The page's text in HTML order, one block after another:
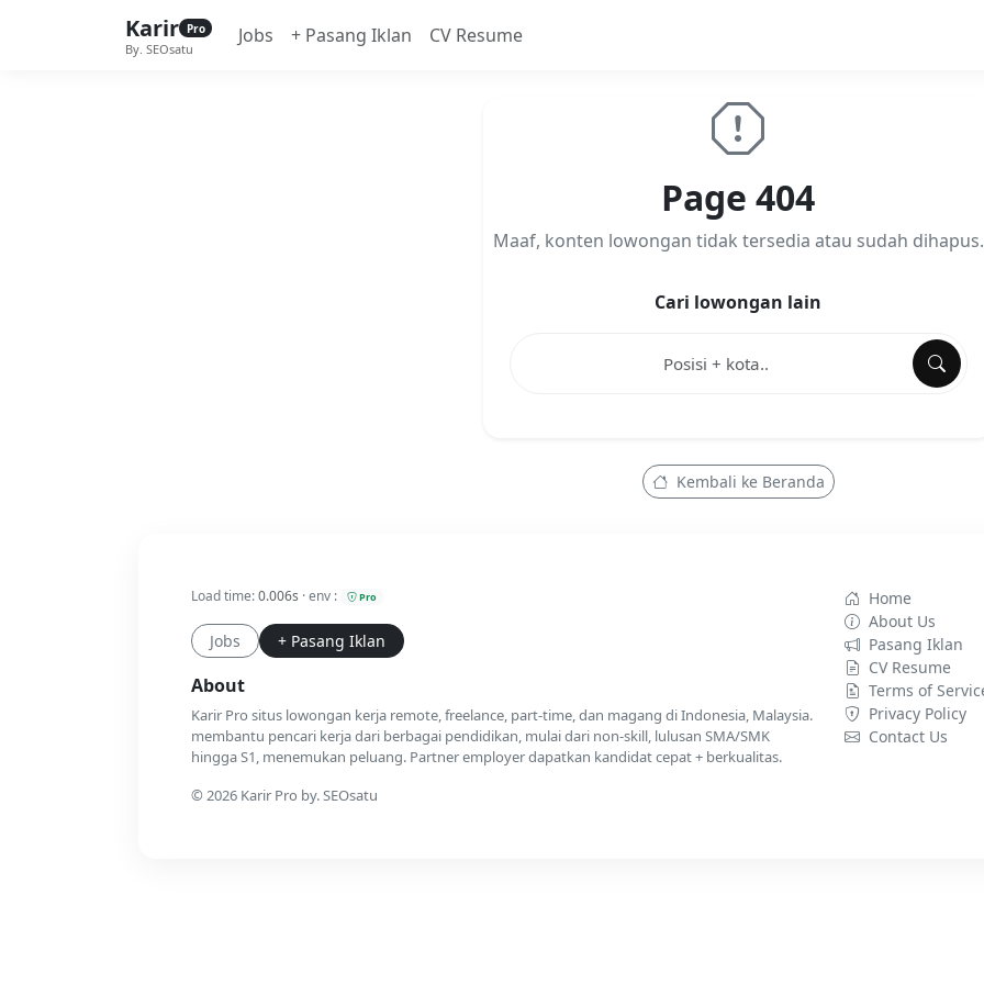
Karir Pro
By. SEOsatu
Jobs + Pasang Iklan CV Resume
Page 404
Maaf, konten lowongan tidak tersedia atau sudah dihapus.
Cari lowongan lain
Kembali ke Beranda
Load time:0.006s · env : Pro
Jobs + Pasang Iklan
About
Karir Pro situs lowongan kerja remote, freelance, part-time, dan magang di Indonesia, Malaysia.
membantu pencari kerja dari berbagai pendidikan, mulai dari non-skill, lulusan SMA/SMK
hingga S1, menemukan peluang. Partner employer dapatkan kandidat cepat + berkualitas.
© 2026 Karir Pro by. SEOsatu
Home
About Us
Pasang Iklan
CV Resume
Terms of
Privacy Policy
Contact Us